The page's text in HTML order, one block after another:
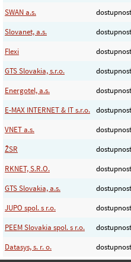
SWAN a.s.
Slovanet, a.s.
Flexi
GTS Slovakia, s.r.o.
Energotel, a.s.
E-MAX INTERNET & IT s.r.o.
VNET a.s.
ŽSR
RKNET, S.R.O.
GTS Slovakia, a.s.
JUPO spol. s r.o.
PEEM Slovakia spol. s r.o.
Datasys, s. r. o.